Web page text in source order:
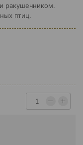
ракушечником.
птиц.